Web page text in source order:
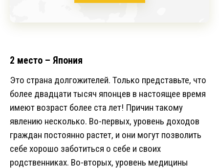
2 место – Япония
Это страна долгожителей. Только представьте, что
более двадцати тысяч японцев в настоящее время
имеют возраст более ста лет! Причин такому
явлению несколько. Во-первых, уровень доходов
граждан постоянно растет, и они могут позволить
себе хорошо заботиться о себе и своих
родственниках. Во-вторых, уровень медицины